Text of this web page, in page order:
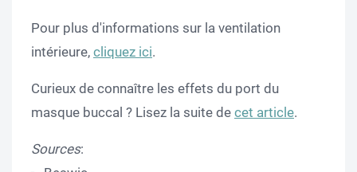
Pour plus d'informations sur la ventilation
intérieure, cliquez ici.
Curieux de connaître les effets du port du
masque buccal ? Lisez la suite de cet article.
Sources: